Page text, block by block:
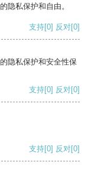
隐私保护和自由。
支持[0] 反对[0]
隐私保护和安全性保
支持[0] 反对[0]
支持[0] 反对[0]